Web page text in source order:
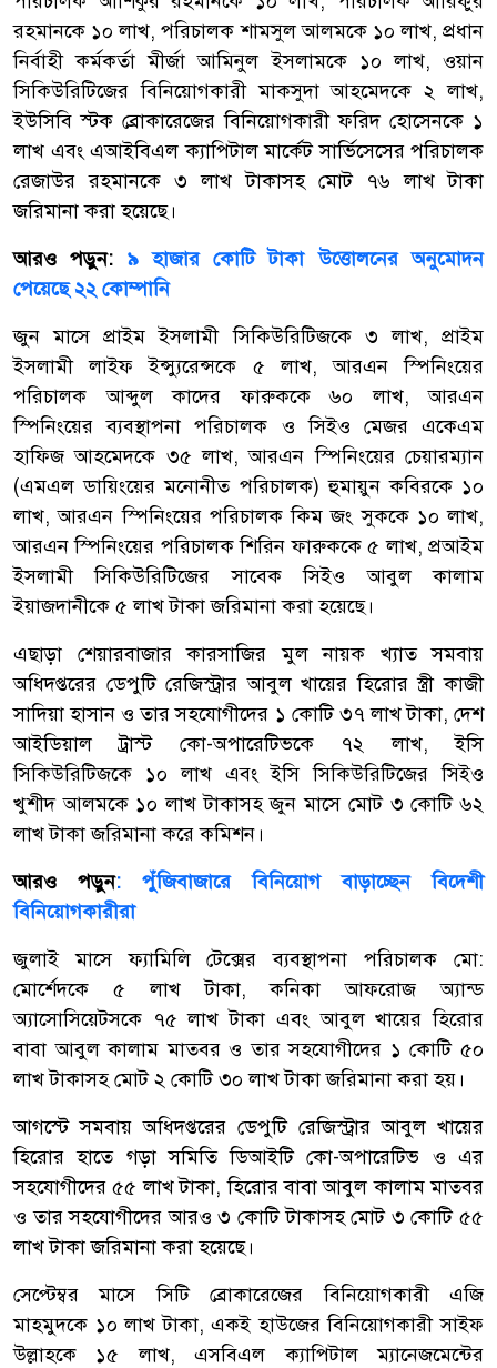
রহমানকে ১০ লাখ, পরিচালক শামসুল আলমকে ১০ লাখ, প্রধান
নির্বাহী কর্মকর্তা মীর্জা আমিনুল ইসলামকে ১০ লাখ, ওয়ান
সিকিউরিটিজের বিনিয়োগকারী মাকসুদা আহমেদকে ২ লাখ,
ইউসিবি স্টক ব্রোকারেজের বিনিয়োগকারী ফরিদ হোসেনকে ১
লাখ এবং এআইবিএল ক্যাপিটাল মার্কেট সার্ভিসেসের পরিচালক
রেজাউর রহমানকে ৩ লাখ টাকাসহ মোট ৭৬ লাখ টাকা
জরিমানা করা হয়েছে।
আরও পড়ুন: ৯ হাজার কোটি টাকা উত্তোলনের অনুমোদন
পেয়েছে ২২ কোম্পানি
জুন মাসে প্রাইম ইসলামী সিকিউরিটিজকে ৩ লাখ, প্রাইম
ইসলামী লাইফ ইন্স্যুরেন্সকে ৫ লাখ, আরএন স্পিনিংয়ের
পরিচালক আব্দুল কাদের ফারুককে ৬০ লাখ, আরএন
স্পিনিংয়ের ব্যবস্থাপনা পরিচালক ও সিইও মেজর একেএম
হাফিজ আহমেদকে ৩৫ লাখ, আরএন স্পিনিংয়ের চেয়ারম্যান
(এমএল ডায়িংয়ের মনোনীত পরিচালক) হুমায়ুন কবিরকে ১০
লাখ, আরএন স্পিনিংয়ের পরিচালক কিম জং সুককে ১০ লাখ,
আরএন স্পিনিংয়ের পরিচালক শিরিন ফারুককে ৫ লাখ, প্রআইম
ইসলামী সিকিউরিটিজের সাবেক সিইও আবুল কালাম
ইয়াজদানীকে ৫ লাখ টাকা জরিমানা করা হয়েছে।
এছাড়া শেয়ারবাজার কারসাজির মুল নায়ক খ্যাত সমবায়
অধিদপ্তরের ডেপুটি রেজিস্ট্রার আবুল খায়ের হিরোর স্ত্রী কাজী
সাদিয়া হাসান ও তার সহযোগীদের ১ কোটি ৩৭ লাখ টাকা, দেশ
আইডিয়াল ট্রাস্ট কো-অপারেটিভকে ৭২ লাখ, ইসি
সিকিউরিটিজকে ১০ লাখ এবং ইসি সিকিউরিটিজের সিইও
খুশীদ আলমকে ১০ লাখ টাকাসহ জুন মাসে মোট ৩ কোটি ৬২
লাখ টাকা জরিমানা করে কমিশন।
আরও পড়ুন: পুঁজিবাজারে বিনিয়োগ বাড়াচ্ছেন বিদেশী
বিনিয়োগকারীরা
জুলাই মাসে ফ্যামিলি টেক্সের ব্যবস্থাপনা পরিচালক মো:
মোর্শেদকে ৫ লাখ টাকা, কনিকা আফরোজ অ্যান্ড
অ্যাসোসিয়েটসকে ৭৫ লাখ টাকা এবং আবুল খায়ের হিরোর
বাবা আবুল কালাম মাতবর ও তার সহযোগীদের ১ কোটি ৫০
লাখ টাকাসহ মোট ২ কোটি ৩০ লাখ টাকা জরিমানা করা হয়।
আগস্টে সমবায় অধিদপ্তরের ডেপুটি রেজিস্ট্রার আবুল খায়ের
হিরোর হাতে গড়া সমিতি ডিআইটি কো-অপারেটিভ ও এর
সহযোগীদের ৫৫ লাখ টাকা, হিরোর বাবা আবুল কালাম মাতবর
ও তার সহযোগীদের আরও ৩ কোটি টাকাসহ মোট ৩ কোটি ৫৫
লাখ টাকা জরিমানা করা হয়েছে।
সেপ্টেম্বর মাসে সিটি ব্রোকারেজের বিনিয়োগকারী এজি
মাহমুদকে ১০ লাখ টাকা, একই হাউজের বিনিয়োগকারী সাইফ
উল্লাহকে ১৫ লাখ, এসবিএল ক্যাপিটাল ম্যানেজমেন্টের